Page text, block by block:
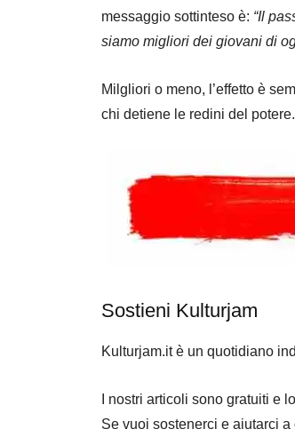
messaggio sottinteso è: “Il
siamo migliori dei giovani di
Milgliori o meno, l’effetto è
chi detiene le redini del potere.
Sostieni Kulturjam
Kulturjam.it è un quotidiano
I nostri articoli sono gratuiti e
Se vuoi sostenerci e aiutarci